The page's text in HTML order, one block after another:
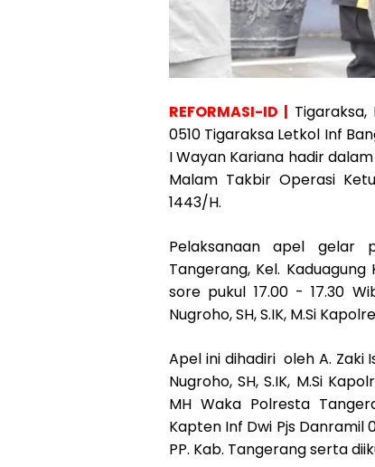
REFORMASI-ID |
0510 Tigaraksa Letkol Inf
I Wayan Kariana hadir
Malam Takbir Operasi
1443/H.
Pelaksanaan apel gelar
Tangerang, Kel.
sore pukul 17.00 - 17.30
Nugroho, SH, S.IK, M.Si
Apel ini dihadiri oleh A. Zaki
Nugroho, SH, S.IK, M.Si
MH Waka Polresta
Kapten Inf Dwi Pjs Danramil
PP. Kab. Tangerang serta